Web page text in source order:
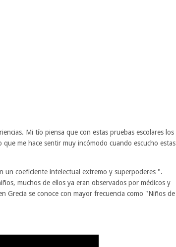
Mi tío piensa que con estas pruebas escolares los
me hace sentir muy incómodo cuando escucho estas
un coeficiente intelectual extremo y superpoderes ".
muchos de ellos ya eran observados por médicos y
Grecia se conoce con mayor frecuencia como "Niños de